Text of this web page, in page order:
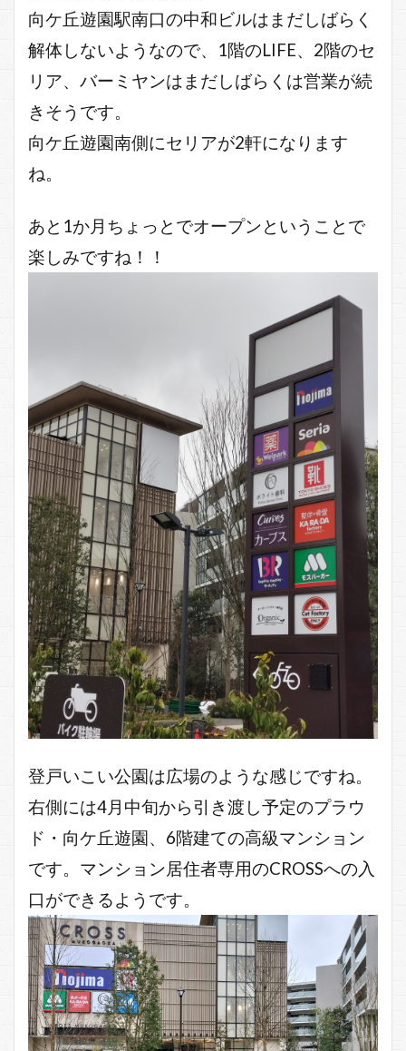
向ケ丘遊園駅南口の中和ビルはまだしばらく
解体しないようなので、1階のLIFE、2階のセ
リア、バーミヤンはまだしばらくは営業が続
きそうです。
向ケ丘遊園南側にセリアが2軒になります
ね。
あと1か月ちょっとでオープンということで
楽しみですね！！
登戸いこい公園は広場のような感じですね。
右側には4月中旬から引き渡し予定のプラウ
ド・向ケ丘遊園、6階建ての高級マンション
です。マンション居住者専用のCROSSへの入
口ができるようです。